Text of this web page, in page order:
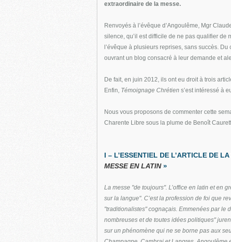
extraordinaire de la messe.
Renvoyés à l’évêque d’Angoulême, Mgr
silence, qu’il est difficile de ne pas qualifier de
l’évêque à plusieurs reprises, sans succès.
ouvrant un blog consacré à leur demande et
De fait, en juin 2012, ils ont eu droit à trois
Enfin, Témoignage Chrétien s’est intéressé à
Nous vous proposons de commenter cette
Charente Libre sous la plume de Benoît
I – L’ESSENTIEL DE L’ARTICLE DE
MESSE EN LATIN»
La messe "de toujours". L’office en latin et en
sur la langue". C’est la profession de foi que
"traditionalistes" cognaçais. Emmenées par le
nombreuses et de toutes idées politiques"
sur un phénomène qui ne se borne pas aux